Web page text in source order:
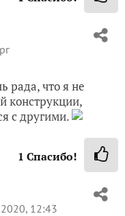
рада, что я не
конструкции,
с другими.
1 Спасибо!
12:43